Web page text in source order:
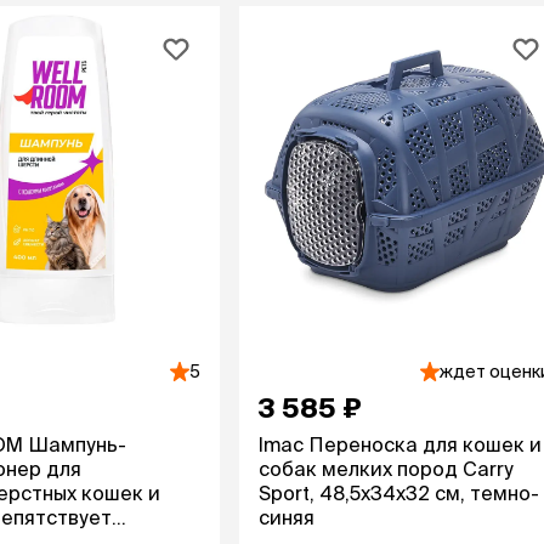
5
Шампунь-
для
кошек и
ждет
3 585 ₽
Imac Переноска для кошек и
собак мелких пород Carry
Sport, 48,5х34х32 см, темно-
синяя